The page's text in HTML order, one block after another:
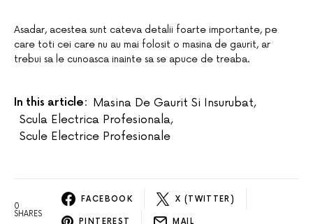
Asadar, acestea sunt cateva detalii foarte importante, pe
care toti cei care nu au mai folosit o masina de gaurit, ar
trebui sa le cunoasca inainte sa se apuce de treaba.
In this article: Masina De Gaurit Si Insurubat,
Scula Electrica Profesionala,
Scule Electrice Profesionale
0
SHARES
FACEBOOK X (TWITTER)
PINTEREST MAIL